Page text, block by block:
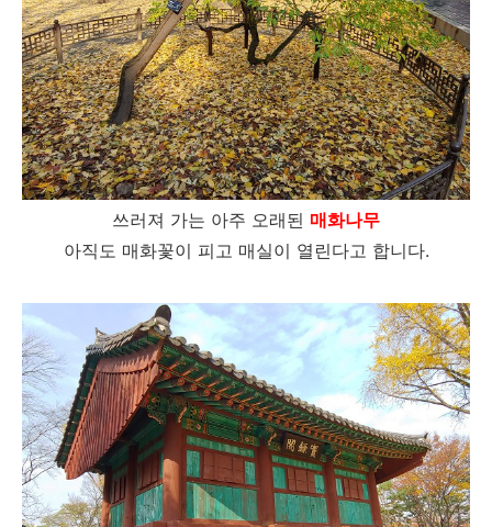
쓰러져 가는 아주 오래된 매화나무
아직도 매화꽃이 피고 매실이 열린다고 합니다.